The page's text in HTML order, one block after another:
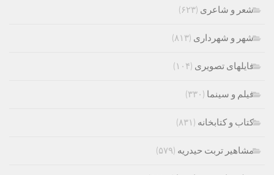
شعر و شاعری (۶۲۳)
شهر و شهرداری (۸۱۳)
فایلهای تصویری (۱۰۴)
فیلم و سینما (۳۳۰)
کتاب و کتابخانه (۸۳۱)
مشاهیر تربت حیدریه (۵۷۹)